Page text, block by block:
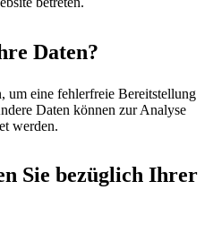
Daten?
um eine fehlerfreie Bereitstellung
Daten können zur Analyse
werden.
Sie bezüglich Ihrer